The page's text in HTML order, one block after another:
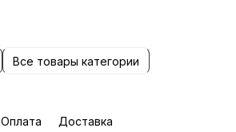
Все товары категории
Оплата Доставка